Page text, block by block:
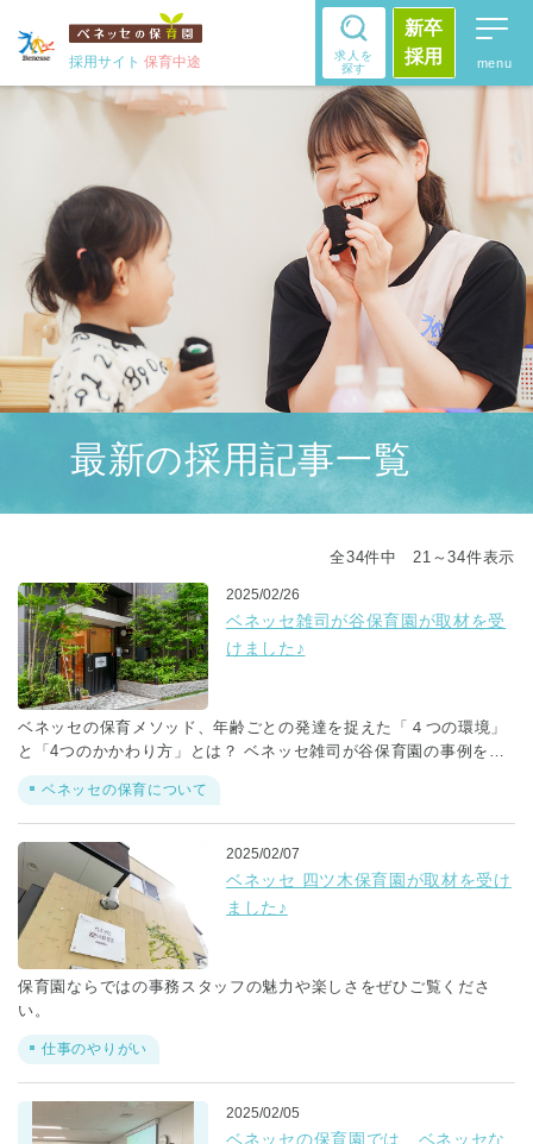
採用サイト 保育中途
求人を
探す
新卒
採用
最新の採用記事一覧
全34件中 21～34件表示
2025/02/26
ベネッセ雑司が谷保育園が取材を受
けました♪
ベネッセの保育メソッド、年齢ごとの発達を捉えた「４つの環境」
と「4つのかかわり方」とは？ ベネッセ雑司が谷保育園の事例をご
紹介します。
ベネッセの保育について
2025/02/07
ベネッセ 四ツ木保育園が取材を受け
ました♪
保育園ならではの事務スタッフの魅力や楽しさをぜひご覧くださ
い。
仕事のやりがい
2025/02/05
ベネッセの保育園では、ベネッセな